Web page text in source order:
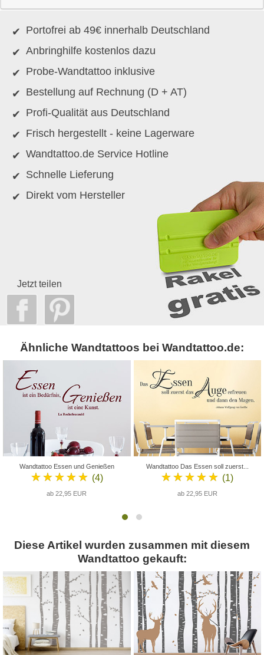
Portofrei ab 49€ innerhalb Deutschland
Anbringhilfe kostenlos dazu
Probe-Wandtattoo inklusive
Bestellung auf Rechnung (D + AT)
Profi-Qualität aus Deutschland
Frisch hergestellt - keine Lagerware
Wandtattoo.de Service Hotline
Schnelle Lieferung
Direkt vom Hersteller
Jetzt teilen
Ähnliche Wandtattoos bei Wandtattoo.de:
Wandtattoo Essen und Genießen
★★★★★ (4)
ab 22,95 EUR
Wandtattoo Das Essen soll zuerst...
★★★★★ (1)
ab 22,95 EUR
Diese Artikel wurden zusammen mit diesem
Wandtattoo gekauft: